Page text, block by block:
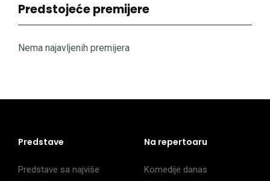
Predstojeće premijere
Nema najavljenih premijera
Predstave
Predstave sa najviše
Na repertoaru
Komedije danas